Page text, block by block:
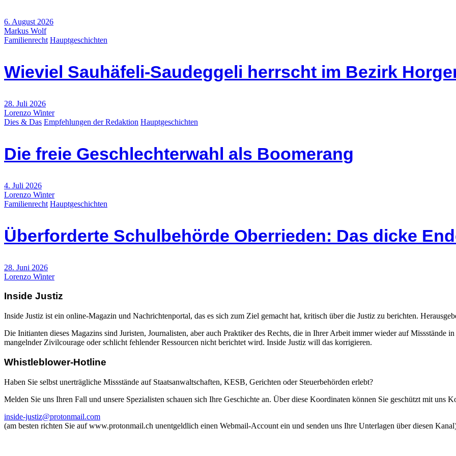
6. August 2026
Markus Wolf
Familienrecht Hauptgeschichten
Wieviel Sauhäfeli-Saudeggeli herrscht im Bezirk
28. Juli 2026
Lorenzo Winter
Dies & Das Empfehlungen der Redaktion Hauptgeschichten
Die freie Geschlechterwahl als Boomerang
4. Juli 2026
Lorenzo Winter
Familienrecht Hauptgeschichten
Überforderte Schulbehörde Oberrieden: Das dicke
28. Juni 2026
Lorenzo Winter
Inside Justiz
Inside Justiz ist ein online-Magazin und Nachrichtenportal, das es sich zum Ziel gemacht hat, kritisch über die Justiz zu berichten.
Die Initianten dieses Magazins sind Juristen, Journalisten, aber auch Praktiker des Rechts, die in Ihrer Arbeit immer wieder auf Missstände
mangelnder Zivilcourage oder schlicht fehlender Ressourcen nicht berichtet wird. Inside Justiz will das korrigieren.
Whistleblower-Hotline
Haben Sie selbst unerträgliche Missstände auf Staatsanwaltschaften, KESB, Gerichten oder Steuerbehörden erlebt?
Melden Sie uns Ihren Fall und unsere Spezialisten schauen sich Ihre Geschichte an. Über diese Koordinaten können Sie geschützt mit uns
inside-justiz@protonmail.com
(am besten richten Sie auf www.protonmail.ch unentgeldlich einen Webmail-Account ein und senden uns Ihre Unterlagen über diesen